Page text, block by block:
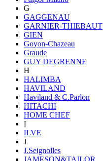
G
GAGGENAU
GARNIER-THIEBAUT
GIEN
Goyon-Chazeau
Graude
GUY DEGRENNE
H
HALIMBA
HAVILAND
Haviland & C.Parlon
HITACHI
HOME CHEF
I
ILVE
J
J.Seignolles
JAMESON&TAILOR